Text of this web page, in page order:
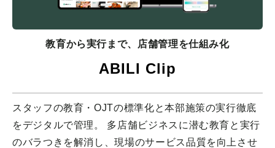
教育から実行まで、店舗管理を仕組み化
ABILI Clip
スタッフの教育・OJTの標準化と本部施策の実行徹底
をデジタルで管理。 多店舗ビジネスに潜む教育と実行
のバラつきを解消し、現場のサービス品質を向上させ